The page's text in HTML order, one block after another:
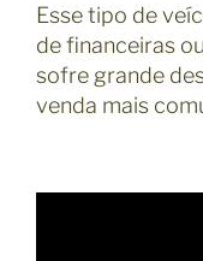
Esse tipo de
de financeiras
sofre grande
venda mais